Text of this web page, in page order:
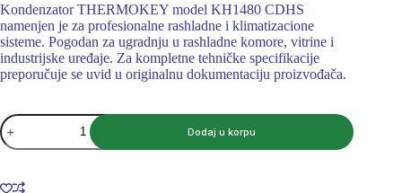
Kondenzator THERMOKEY model KH1480 CDHS
namenjen je za profesionalne rashladne i klimatizacione
sisteme. Pogodan za ugradnju u rashladne komore, vitrine i
industrijske uređaje. Za kompletne tehničke specifikacije
preporučuje se uvid u originalnu dokumentaciju proizvođača.
THERMOKEY
KONDENZATOR
KH1480
količina
Dodaj u korpu